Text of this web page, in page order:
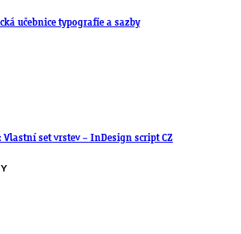
učebnice typografie a sazby
set vrstev – InDesign script CZ